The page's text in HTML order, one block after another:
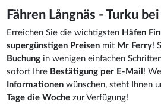
Fähren Långnäs - Turku
Erreichen Sie die wichtigsten Häfen
supergünstigen Preisen mit Mr Ferry!
Buchung in wenigen einfachen
sofort Ihre Bestätigung per E-Mail !
Informationenwünschen, steht Ihnen
Tage die Woche zur Verfügung!